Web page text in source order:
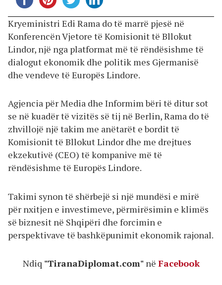
Kryeministri Edi Rama do të marrë pjesë në
Konferencën Vjetore të Komisionit të Bllokut
Lindor, një nga platformat më të rëndësishme të
dialogut ekonomik dhe politik mes Gjermanisë
dhe vendeve të Europës Lindore.
Agjencia për Media dhe Informim bëri të ditur sot
se në kuadër të vizitës së tij në Berlin, Rama do të
zhvillojë një takim me anëtarët e bordit të
Komisionit të Bllokut Lindor dhe me drejtues
ekzekutivë (CEO) të kompanive më të
rëndësishme të Europës Lindore.
Takimi synon të shërbejë si një mundësi e mirë
për nxitjen e investimeve, përmirësimin e klimës
së biznesit në Shqipëri dhe forcimin e
perspektivave të bashkëpunimit ekonomik rajonal.
Ndiq "TiranaDiplomat.com" në Facebook